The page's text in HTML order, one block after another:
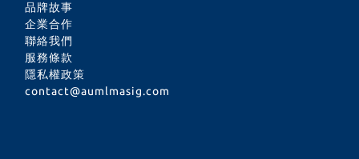
品牌故事
企業合作
聯絡我們
服務條款
隱私權政策
contact@aumlmasig.com